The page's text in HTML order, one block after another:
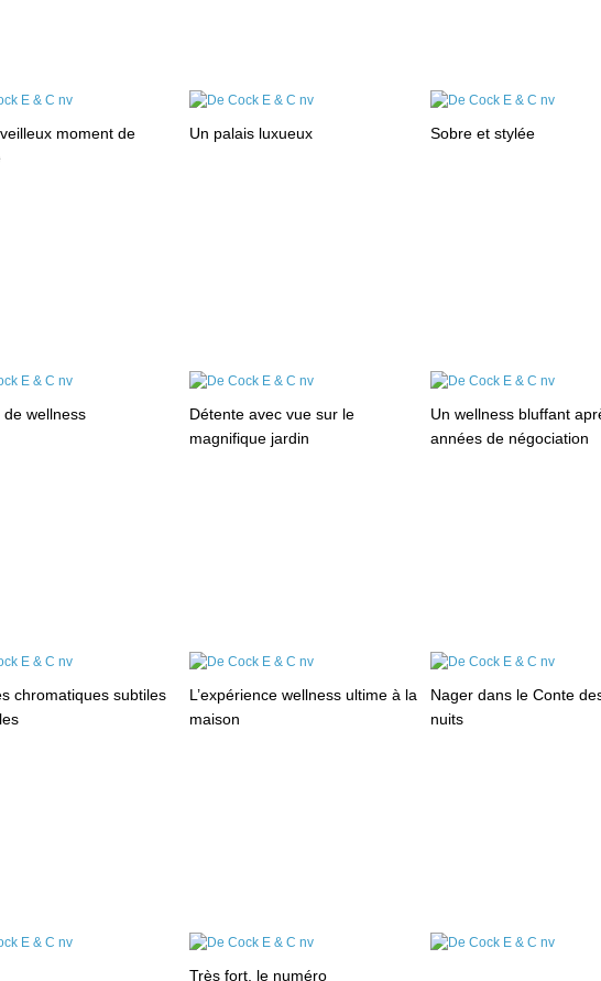
moment de
Un palais luxueux Sobre et stylée
de wellness
Détente avec vue sur le
magnifique jardin
Un wellness bluffant
années de négociation
chromatiques subtiles
L’expérience wellness ultime à la
maison
Nager dans le Conte
nuits
Très fort, le numéro